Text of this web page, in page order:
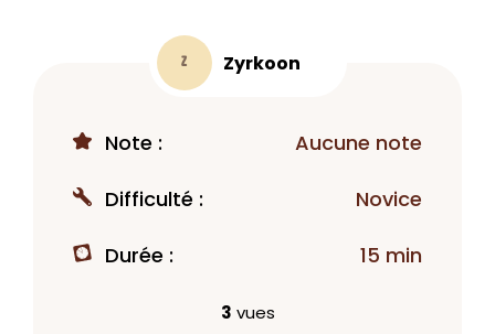
Z Zyrkoon
Note : Aucune note
Difficulté : Novice
Durée : 15 min
3 vues